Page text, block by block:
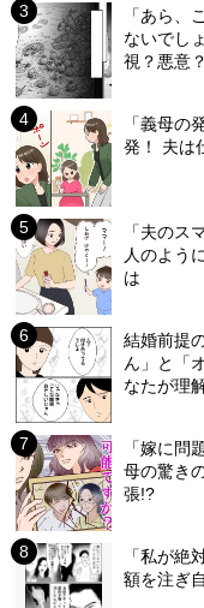
「あら、
ないでし
視？悪意
「義母
発！ 夫は
「夫のス
人のよう
は
結婚前提
ん」と「
なたが理
「嫁に問
母の驚き
張!?
「私が
額を注ぎ